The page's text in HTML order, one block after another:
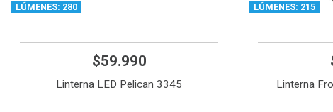
LÚMENES: 280
$59.990
Linterna LED Pelican 3345
LÚMENES: 215
Linterna